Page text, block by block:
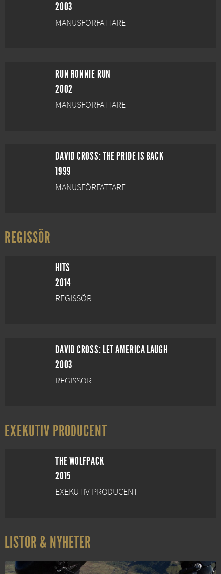
2003
MANUSFÖRFATTARE
RUN RONNIE RUN
2002
MANUSFÖRFATTARE
DAVID CROSS: THE PRIDE IS BACK
1999
MANUSFÖRFATTARE
REGISSÖR
HITS
2014
REGISSÖR
DAVID CROSS: LET AMERICA LAUGH
2003
REGISSÖR
EXEKUTIV PRODUCENT
THE WOLFPACK
2015
EXEKUTIV PRODUCENT
LISTOR & NYHETER